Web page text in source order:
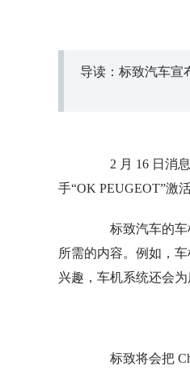
导读：标致汽车宣
2 月 16 日消息
手“OK PEUGEOT”激
标致汽车的车机
所需的内容。例如，
兴趣，车机系统还会为
标致将会把